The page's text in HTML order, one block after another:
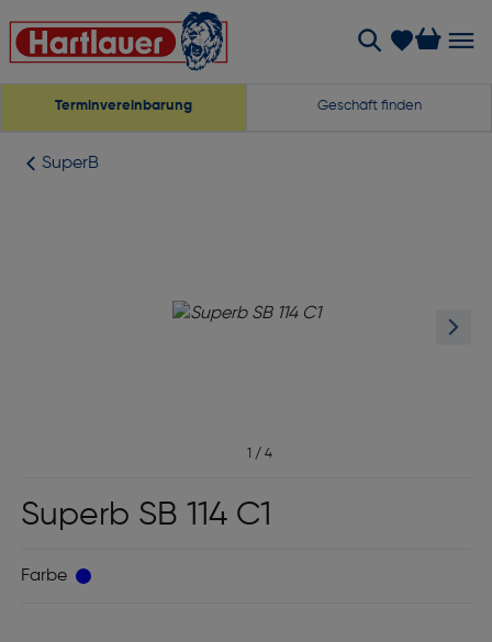
Terminvereinbarung Geschäft finden
SuperB
1 / 4
Superb SB 114 C1
Farbe